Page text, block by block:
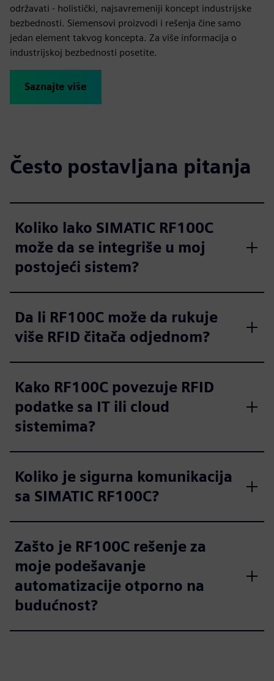
održavati - holistički, najsavremeniji koncept industrijske
bezbednosti. Siemensovi proizvodi i rešenja čine samo
jedan element takvog koncepta. Za više informacija o
industrijskoj bezbednosti posetite.
Saznajte više
Često postavljana pitanja
Koliko lako SIMATIC RF100C
može da se integriše u moj
postojeći sistem?
Da li RF100C može da rukuje
više RFID čitača odjednom?
Kako RF100C povezuje RFID
podatke sa IT ili cloud
sistemima?
Koliko je sigurna komunikacija
sa SIMATIC RF100C?
Zašto je RF100C rešenje za
moje podešavanje
automatizacije otporno na
budućnost?